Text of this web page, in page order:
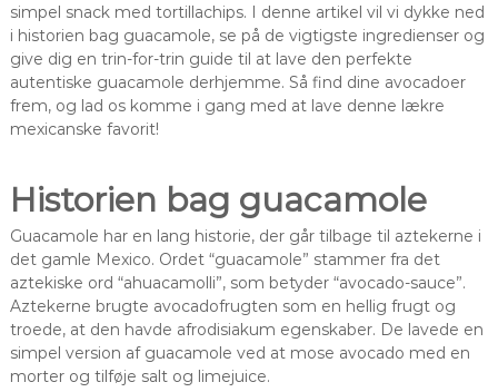
simpel snack med tortillachips. I denne artikel vil vi dykke ned
i historien bag guacamole, se på de vigtigste ingredienser og
give dig en trin-for-trin guide til at lave den perfekte
autentiske guacamole derhjemme. Så find dine avocadoer
frem, og lad os komme i gang med at lave denne lækre
mexicanske favorit!
Historien bag guacamole
Guacamole har en lang historie, der går tilbage til aztekerne i
det gamle Mexico. Ordet “guacamole” stammer fra det
aztekiske ord “ahuacamolli”, som betyder “avocado-sauce”.
Aztekerne brugte avocadofrugten som en hellig frugt og
troede, at den havde afrodisiakum egenskaber. De lavede en
simpel version af guacamole ved at mose avocado med en
morter og tilføje salt og limejuice.